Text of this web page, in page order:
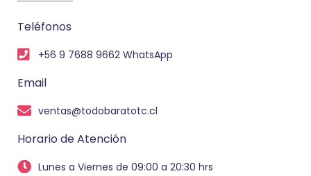
Teléfonos
+56 9 7688 9662 WhatsApp
Email
ventas@todobaratotc.cl
Horario de Atención
Lunes a Viernes de 09:00 a 20:30 hrs